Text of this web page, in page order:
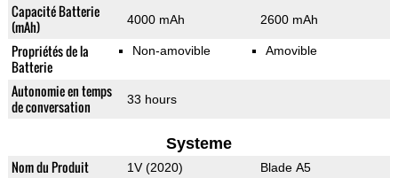
Capacité Batterie
(mAh)
4000 mAh 2600 mAh
Propriétés de la
Batterie
Non-amovible Amovible
Autonomie en temps
de conversation
33 hours
Systeme
Nom du Produit 1V (2020) Blade A5